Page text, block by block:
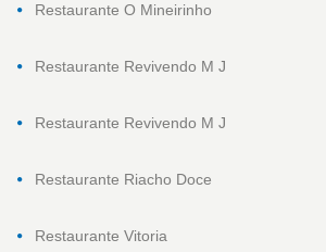
Restaurante O Mineirinho
Restaurante Revivendo M J
Restaurante Revivendo M J
Restaurante Riacho Doce
Restaurante Vitoria